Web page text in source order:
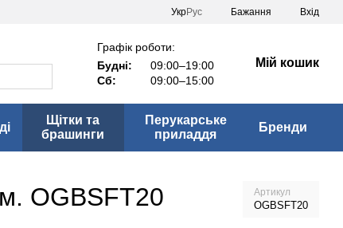
УкрРус Бажання Вхід
Графік роботи:
Будні:
09:00–19:00
Сб:
09:00–15:00
Мій кошик
Щітки та
брашинги
Перукарське
приладдя
Бренди
OGBSFT20 Артикул
OGBSFT20